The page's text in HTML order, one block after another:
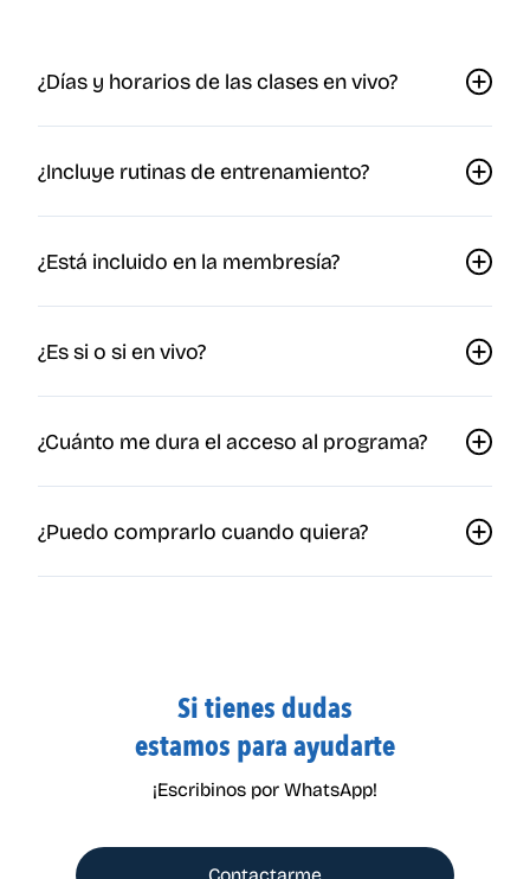
¿Días y horarios de las clases en vivo?
¿Incluye rutinas de entrenamiento?
¿Está incluido en la membresía?
¿Es si o si en vivo?
¿Cuánto me dura el acceso al programa?
¿Puedo comprarlo cuando quiera?
Si tienes dudas
estamos para ayudarte
¡Escribinos por WhatsApp!